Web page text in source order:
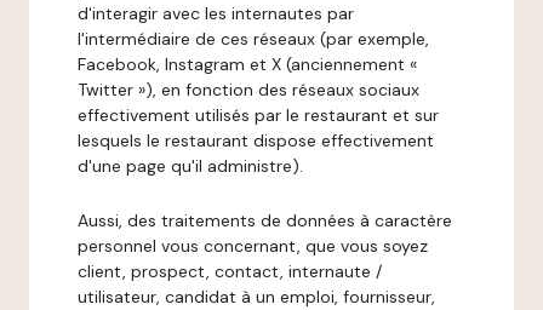
d'interagir avec les internautes par
l'intermédiaire de ces réseaux (par exemple,
Facebook, Instagram et X (anciennement «
Twitter »), en fonction des réseaux sociaux
effectivement utilisés par le restaurant et sur
lesquels le restaurant dispose effectivement
d'une page qu'il administre).
Aussi, des traitements de données à caractère
personnel vous concernant, que vous soyez
client, prospect, contact, internaute /
utilisateur, candidat à un emploi, fournisseur,